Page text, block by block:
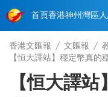
首頁香港神州 灣區人
香港文匯報 文匯報
【恒大譯站】穩定幣真的
【恒大譯